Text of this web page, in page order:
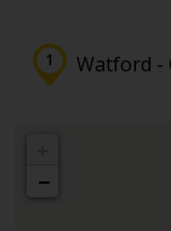
Watford -
−